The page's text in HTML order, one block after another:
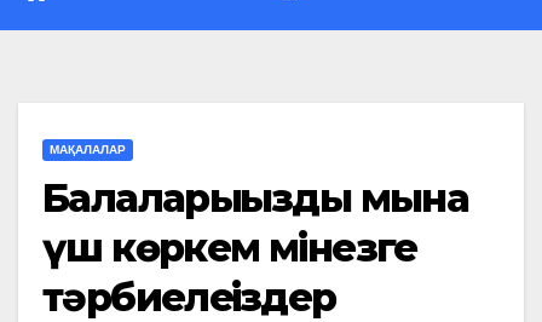
МАҚАЛАЛАР
Балаларыңызды мына
үш көркем мінезге
тәрбиелеңіздер